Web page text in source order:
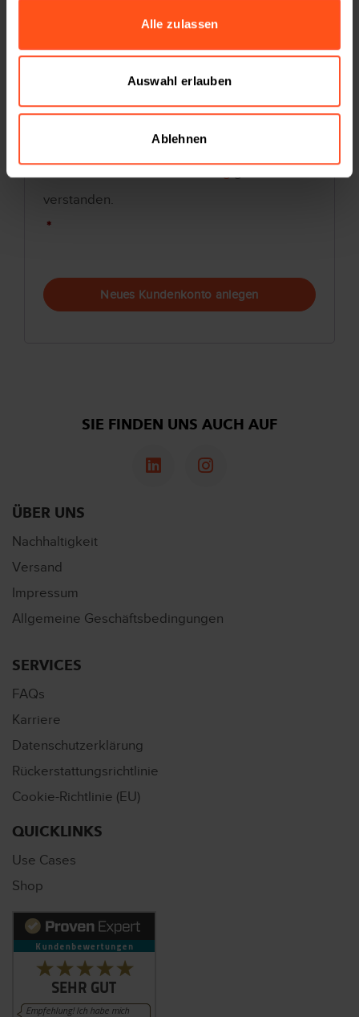
Alle zulassen
Auswahl erlauben
Ablehnen
Ja, ich möchte ein neues Konto erstellen und
verstanden.
*
Neues Kundenkonto anlegen
SIE FINDEN UNS AUCH AUF
ÜBER UNS
Nachhaltigkeit
Versand
Impressum
Allgemeine Geschäftsbedingungen
SERVICES
FAQs
Karriere
Datenschutzerklärung
Rückerstattungsrichtlinie
Cookie-Richtlinie (EU)
QUICKLINKS
Use Cases
Shop